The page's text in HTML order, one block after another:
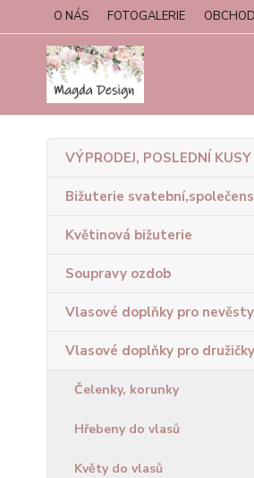
O NÁS FOTOGALERIE
VÝPRODEJ, POSLEDNÍ KUSY
Bižuterie
Květinová bižuterie
Soupravy ozdob
Vlasové doplňky pro nevěsty
Vlasové doplňky pro družičky
Čelenky, korunky
Hřebeny do vlasů
Květy do vlasů